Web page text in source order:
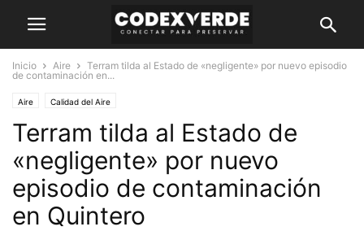
Inicio Aire
Terram tilda al Estado de «negligente» por nuevo episodio
de contaminación en...
Aire Calidad del Aire
Terram tilda al Estado de
«negligente» por nuevo
episodio de contaminación
en Quintero